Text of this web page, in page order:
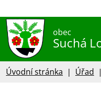
obec
Suchá
Úvodní stránka Úřad